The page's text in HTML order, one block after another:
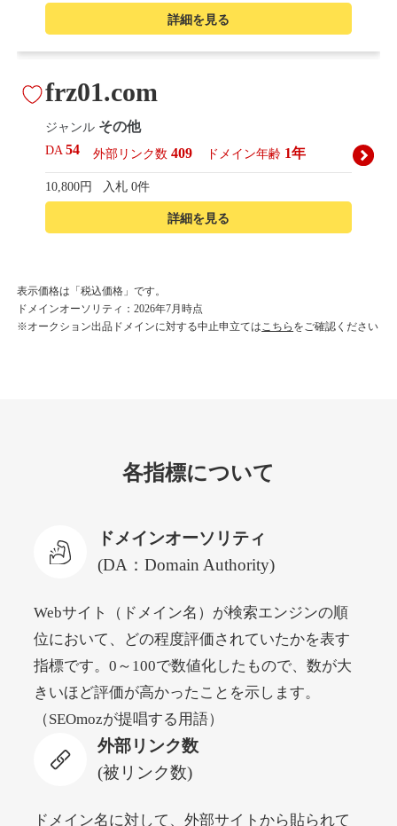
詳細を見る
詳細を見る
frz01.com
ジャンル その他
DA54 外部リンク数 409 ドメイン年齢 1年
10,800円 入札 0件
korean-beautyshop.com
ジャンルその他
詳細を見る
newyorktodaylive.com
DA53 外部リンク数 430 ドメイン年齢
詳細を見る
dog-life-jacket.com
ジャンルその他
外部リンク数393
入札 0件
表示価格は「税込価格」です。
ドメインオーソリティ：2026年7月時点
※オークション出品ドメインに対する中止申立てはこちら をご確認ください
各指標について
ドメインオーソリティ
(DA：Domain Authority)
Webサイト（ドメイン名）が検索エンジンの順
位において、どの程度評価されていたかを表す
指標です。0～100で数値化したもので、数が大
きいほど評価が高かったことを示します。
（SEOmozが提唱する用語）
外部リンク数
(被リンク数)
ドメイン名に対して、外部サイトから貼られて